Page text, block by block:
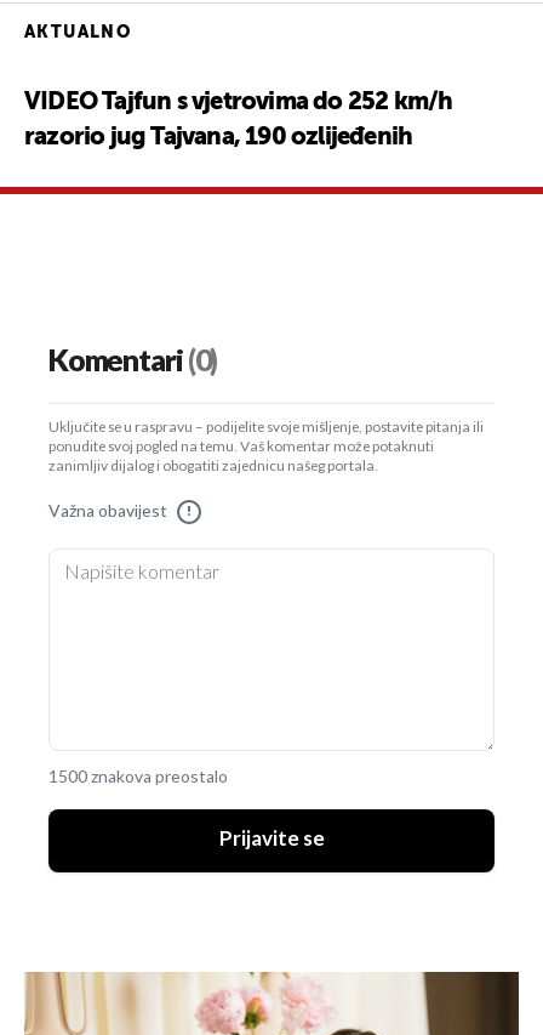
AKTUALNO
VIDEO Tajfun s vjetrovima do 252 km/h
razorio jug Tajvana, 190 ozlijeđenih
Komentari(0)
Uključite se u raspravu – podijelite svoje mišljenje, postavite pitanja ili
ponudite svoj pogled na temu. Vaš komentar može potaknuti
zanimljiv dijalog i obogatiti zajednicu našeg portala.
Važna obavijest !
1500 znakova preostalo
Prijavite se